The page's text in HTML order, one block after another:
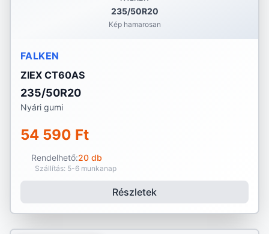
235/50R20
Kép hamarosan
FALKEN
ZIEX CT60AS
235/50R20
Nyári gumi
54 590 Ft
Rendelhető:20 db
Szállítás: 5-6 munkanap
Részletek